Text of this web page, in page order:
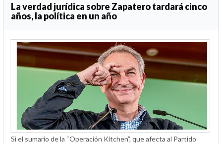
La verdad jurídica sobre Zapatero tardará cinco
años, la política en un año
Si el sumario de la “Operación Kitchen”, que afecta al Partido